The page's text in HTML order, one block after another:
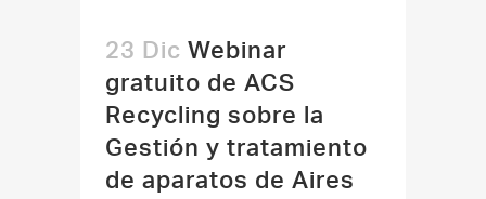
23 Dic Webinar
gratuito de ACS
Recycling sobre la
Gestión y tratamiento
de aparatos de Aires